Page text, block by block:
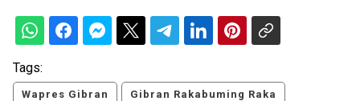
Tags:
Wapres Gibran Gibran Rakabuming Raka